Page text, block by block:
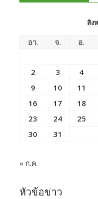
สิง
อา. จ. อ.
2
3 4
9
10 11
16
17 18
23
24 25
30
31
« ก.ค.
หัวข้อข่าว